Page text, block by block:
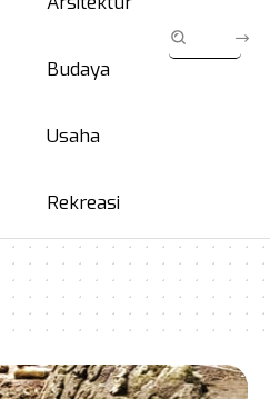
Budaya
Usaha
Rekreasi